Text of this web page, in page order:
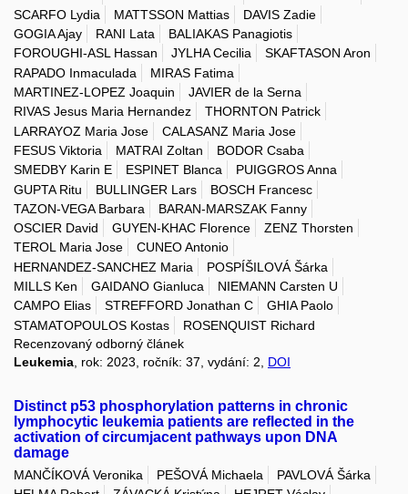
SCARFO Lydia
MATTSSON Mattias
DAVIS Zadie
GOGIA Ajay
RANI Lata
BALIAKAS Panagiotis
FOROUGHI-ASL Hassan
JYLHA Cecilia
SKAFTASON Aron
RAPADO Inmaculada
MIRAS Fatima
MARTINEZ-LOPEZ Joaquin
JAVIER de la Serna
RIVAS Jesus Maria Hernandez
THORNTON Patrick
LARRAYOZ Maria Jose
CALASANZ Maria Jose
FESUS Viktoria
MATRAI Zoltan
BODOR Csaba
SMEDBY Karin E
ESPINET Blanca
PUIGGROS Anna
GUPTA Ritu
BULLINGER Lars
BOSCH Francesc
TAZON-VEGA Barbara
BARAN-MARSZAK Fanny
OSCIER David
GUYEN-KHAC Florence
ZENZ Thorsten
TEROL Maria Jose
CUNEO Antonio
HERNANDEZ-SANCHEZ Maria
POSPÍŠILOVÁ Šárka
MILLS Ken
GAIDANO Gianluca
NIEMANN Carsten U
CAMPO Elias
STREFFORD Jonathan C
GHIA Paolo
STAMATOPOULOS Kostas
ROSENQUIST Richard
Recenzovaný odborný článek
Leukemia , rok: 2023, ročník: 37, vydání: 2, DOI
Distinct p53 phosphorylation patterns in chronic
lymphocytic leukemia patients are reflected in the
activation of circumjacent pathways upon DNA
damage
MANČÍKOVÁ Veronika PEŠOVÁ Michaela
PAVLOVÁ Šárka